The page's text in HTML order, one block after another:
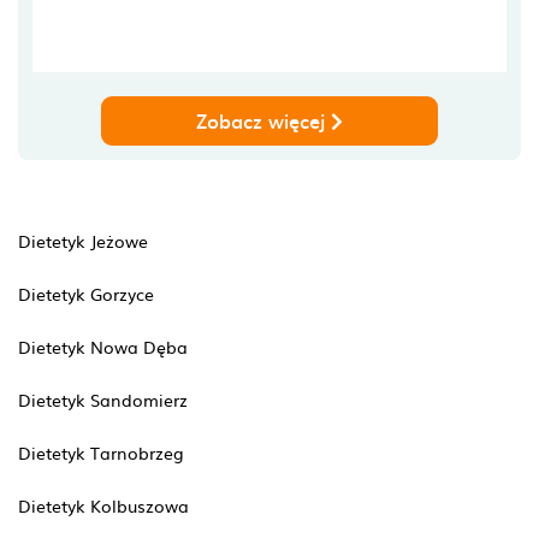
Zobacz więcej
Dietetyk Jeżowe
Dietetyk Gorzyce
Dietetyk Nowa Dęba
Dietetyk Sandomierz
Dietetyk Tarnobrzeg
Dietetyk Kolbuszowa